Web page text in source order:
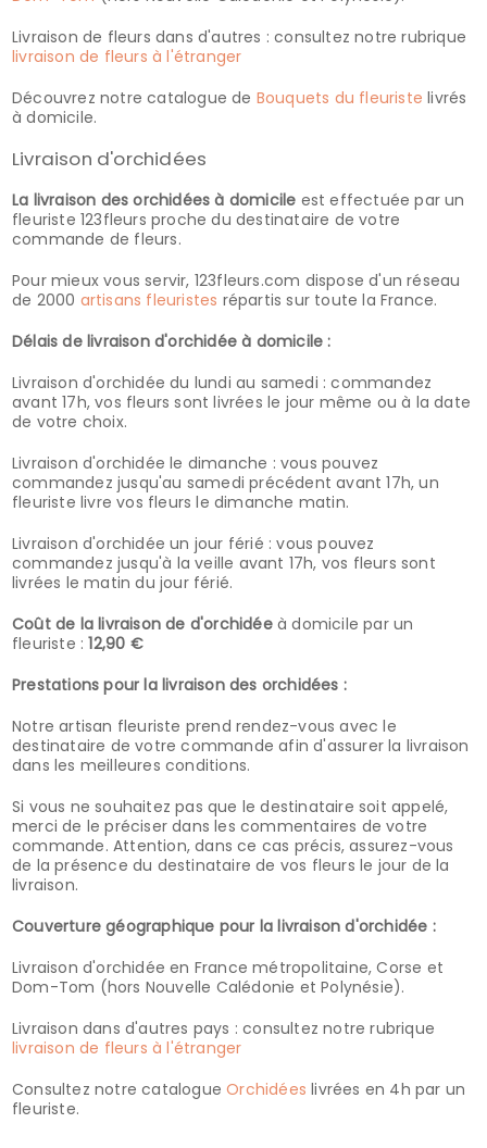
Livraison de fleurs dans d'autres : consultez notre rubrique
livraison de fleurs à l'étranger
Découvrez notre catalogue de Bouquets du fleuriste livrés
à domicile.
Livraison d'orchidées
La livraison des orchidées à domicile est effectuée par un
fleuriste 123fleurs proche du destinataire de votre
commande de fleurs.
Pour mieux vous servir, 123fleurs.com dispose d'un réseau
de 2000 artisans fleuristes répartis sur toute la France.
Délais de livraison d'orchidée à domicile :
Livraison d'orchidée du lundi au samedi : commandez
avant 17h, vos fleurs sont livrées le jour même ou à la date
de votre choix.
Livraison d'orchidée le dimanche : vous pouvez
commandez jusqu'au samedi précédent avant 17h, un
fleuriste livre vos fleurs le dimanche matin.
Livraison d'orchidée un jour férié : vous pouvez
commandez jusqu'à la veille avant 17h, vos fleurs sont
livrées le matin du jour férié.
Coût de la livraison de d'orchidéeà domicile par un
fleuriste :12,90 €
Prestations pour la livraison des orchidées :
Notre artisan fleuriste prend rendez-vous avec le
destinataire de votre commande afin d'assurer la livraison
dans les meilleures conditions.
Si vous ne souhaitez pas que le destinataire soit appelé,
merci de le préciser dans les commentaires de votre
commande. Attention, dans ce cas précis, assurez-vous
de la présence du destinataire de vos fleurs le jour de la
livraison.
Couverture géographique pour la livraison d'orchidée :
Livraison d'orchidée en France métropolitaine, Corse et
Dom-Tom (hors Nouvelle Calédonie et Polynésie).
Livraison dans d'autres pays : consultez notre rubrique
livraison de fleurs à l'étranger
Consultez notre catalogueOrchidées livrées en 4h par un
fleuriste.